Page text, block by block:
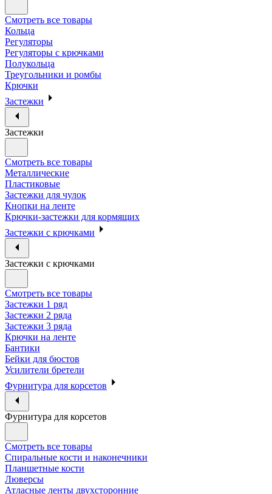
Смотреть все товары
Кольца
Регуляторы
Регуляторы с крючками
Полукольца
Треугольники и ромбы
Крючки
Застежки
Застежки
Смотреть все товары
Металлические
Пластиковые
Застежки для чулок
Кнопки на ленте
Крючки-застежки для кормящих
Застежки с крючками
Застежки с крючками
Смотреть все товары
Застежки 1 ряд
Застежки 2 ряда
Застежки 3 ряда
Крючки на ленте
Бантики
Бейки для бюстов
Усилители бретели
Фурнитура для корсетов
Фурнитура для корсетов
Смотреть все товары
Спиральные кости и наконечники
Планшетные кости
Люверсы
Атласные ленты двухсторонние